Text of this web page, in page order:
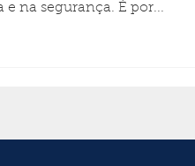
na segurança. É por...